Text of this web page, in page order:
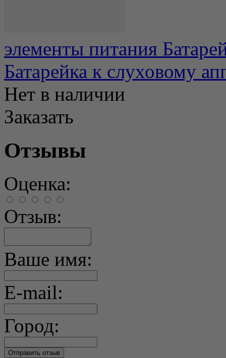
элементы питания
Батарейка к слуховому
Нет в наличии
Заказать
Отзывы
Оценка:
Отзыв:
Ваше имя:
E-mail:
Город: